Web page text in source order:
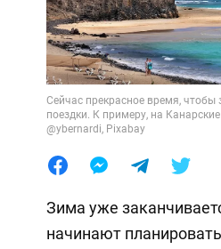
Сейчас прекрасное время, чтобы
поездки. К примеру, на
@ybernardi, Pixabay
Зима уже
начинают